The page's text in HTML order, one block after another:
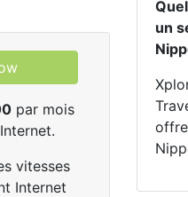
par mois
vitesses
Internet
un